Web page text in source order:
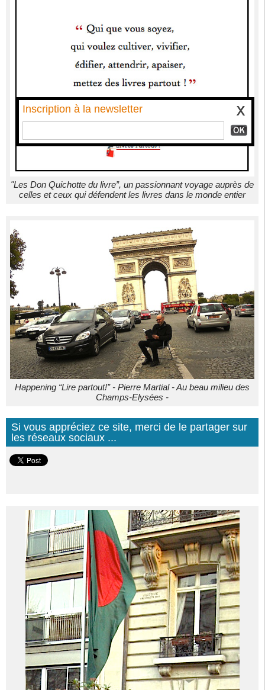
"Les Don Quichotte du livre”, un passionnant voyage auprès de
celles et ceux qui défendent les livres dans le monde entier
Happening “Lire partout!” - Pierre Martial - Au beau milieu des
Champs-Elysées -
Si vous appréciez ce site, merci de le partager sur
les réseaux sociaux ...
Inscription à la newsletter